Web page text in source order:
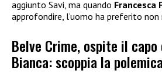
aggiunto Savi, ma quando Francesca
approfondire, l’uomo ha preferito non
Belve Crime, ospite il capo
Bianca: scoppia la polemica